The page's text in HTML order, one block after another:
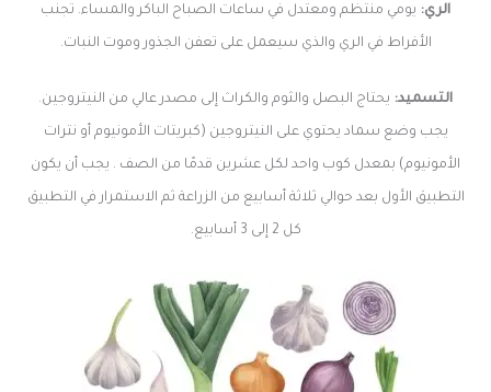
الري: يومي منتظم ومعتدل في ساعات الصباح الباكر والمساء. تجنب
الأفراط في الري والذي سيعمل على تعفن الجذور وموت النبات.
التسميد: يحتاج البصل والثوم والكراث إلى مصدر عالي من النيتروجين.
يجب وضع سماد يحتوي على النيتروجين (كبريتات الأمونيوم أو نترات
الأمونيوم) بمعدل كوب واحد لكل عشرين قدمًا من الصف . يجب أن يكون
التطبيق الأول بعد حوالي ثلاثة أسابيع من الزراعة ثم الاستمرار في التطبيق
كل 2 إلى 3 أسابيع.